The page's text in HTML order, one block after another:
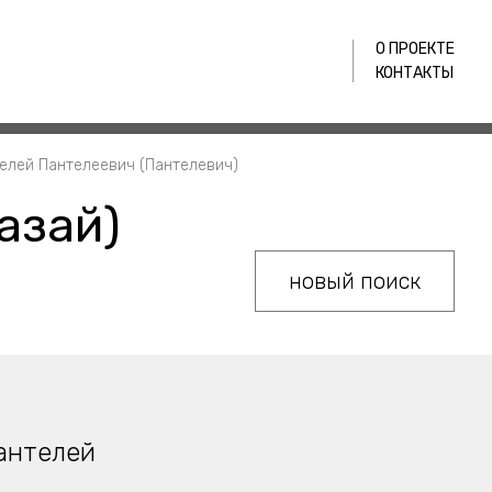
О ПРОЕКТЕ
КОНТАКТЫ
Пантелеевич (Пантелевич)
новый поиск